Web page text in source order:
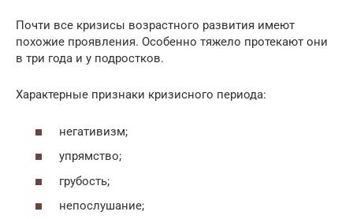
Почти все кризисы возрастного развития имеют
похожие проявления. Особенно тяжело протекают они
в три года и у подростков.
Характерные признаки кризисного периода:
негативизм;
упрямство;
грубость;
непослушание;